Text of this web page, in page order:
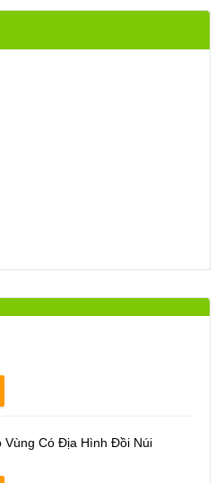
Vùng Có Địa Hình Đồi Núi